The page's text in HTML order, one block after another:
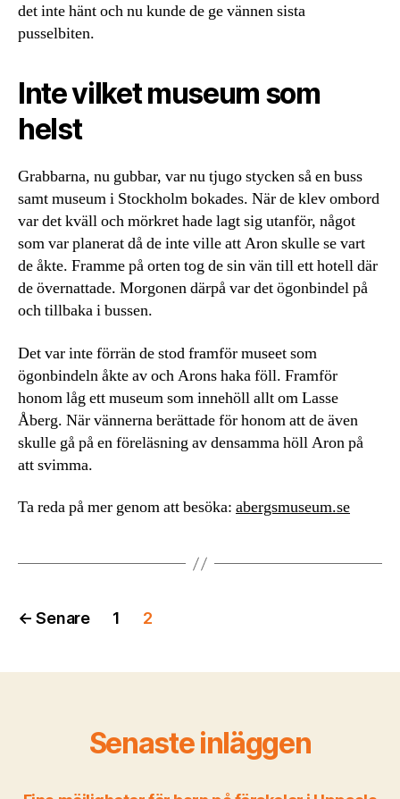
det inte hänt och nu kunde de ge vännen sista
pusselbiten.
Inte vilket museum som
helst
Grabbarna, nu gubbar, var nu tjugo stycken så en buss
samt museum i Stockholm bokades. När de klev ombord
var det kväll och mörkret hade lagt sig utanför, något
som var planerat då de inte ville att Aron skulle se vart
de åkte. Framme på orten tog de sin vän till ett hotell där
de övernattade. Morgonen därpå var det ögonbindel på
och tillbaka i bussen.
Det var inte förrän de stod framför museet som
ögonbindeln åkte av och Arons haka föll. Framför
honom låg ett museum som innehöll allt om Lasse
Åberg. När vännerna berättade för honom att de även
skulle gå på en föreläsning av densamma höll Aron på
att svimma.
Ta reda på mer genom att besöka: abergsmuseum.se
Inläggsnavigering
← Senare 1 2
Senaste inläggen